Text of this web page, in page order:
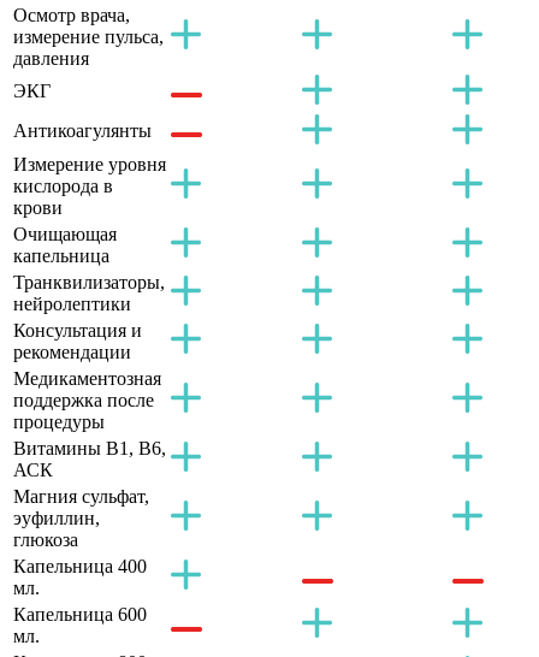
Осмотр врача,
измерение пульса,
давления
ЭКГ
Антикоагулянты
Измерение уровня
кислорода в
крови
Очищающая
капельница
Транквилизаторы,
нейролептики
Консультация и
рекомендации
Медикаментозная
поддержка после
процедуры
Витамины B1, B6,
АСК
Магния сульфат,
эуфиллин,
глюкоза
Капельница 400
мл.
Капельница 600
мл.